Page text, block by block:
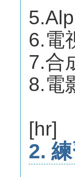
6.電
7.合
8.電
[hr]
2.